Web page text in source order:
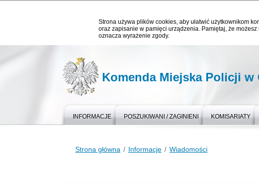
Strona używa plików cookies, aby ułatwić użytkownikom
oraz zapisanie w pamięci urządzenia. Pamiętaj, że
oznacza wyrażenie zgody.
Komenda Miejska Policji w
INFORMACJE POSZUKIWANI / ZAGINIENI KOMISARIATY
Strona główna Informacje Wiadomości